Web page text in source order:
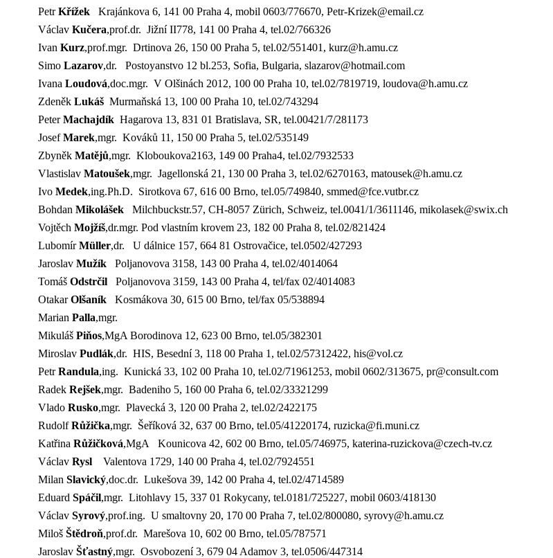
PetrKřížek
Krajánkova 6, 141 00 Praha 4, mobil 0603/776670, Petr-Krizek@email.cz
VáclavKučera,prof.dr. Jižní II778, 141 00 Praha 4, tel.02/766326
IvanKurz,prof.mgr. Drtinova 26, 150 00 Praha 5, tel.02/551401, kurz@h.amu.cz
SimoLazarov,dr. Postoyanstvo 12 bl.253, Sofia, Bulgaria, slazarov@hotmail.com
IvanaLoudová,doc.mgr. V Olšinách 2012, 100 00 Praha 10, tel.02/7819719, loudova@h.amu.cz
ZdeněkLukášMurmaňská 13, 100 00 Praha 10, tel.02/743294
PeterMachajdíkHagarova 13, 831 01 Bratislava, SR, tel.00421/7/281173
JosefMarek,mgr. Kováků 11, 150 00 Praha 5, tel.02/535149
ZbyněkMatějů,mgr. Kloboukova2163, 149 00 Praha4, tel.02/7932533
VlastislavMatoušek,mgr. Jagellonská 21, 130 00 Praha 3, tel.02/6270163, matousek@h.amu.cz
IvoMedek,ing.Ph.D. Sirotkova 67, 616 00 Brno, tel.05/749840, smmed@fce.vutbr.cz
Bohdan Mikolášek
Milchbuckstr.57, CH-8057 Zürich, Schweiz, tel.0041/1/3611146, mikolasek@swix.ch
VojtěchMojžíš,dr.mgr. Pod vlastním krovem 23, 182 00 Praha 8, tel.02/821424
LubomírMüller,dr.
U dálnice 157, 664 81 Ostrovačice, tel.0502/427293
JaroslavMužíkPoljanovova 3158, 143 00 Praha 4, tel.02/4014064
TomášOdstrčilPoljanovova 3159, 143 00 Praha 4, tel/fax 02/4014083
OtakarOlšaníkKosmákova 30, 615 00 Brno, tel/fax 05/538894
MarianPalla,mgr.
MikulášPiňos,MgA Borodinova 12, 623 00 Brno, tel.05/382301
MiroslavPudlák,dr. HIS, Besední 3, 118 00 Praha 1, tel.02/57312422, his@vol.cz
PetrRandula,ing. Kunická 33, 102 00 Praha 10, tel.02/71961253, mobil 0602/313675, pr@consult.com
RadekRejšek,mgr. Badeniho 5, 160 00 Praha 6, tel.02/33321299
VladoRusko,mgr. Plavecká 3, 120 00 Praha 2, tel.02/2422175
RudolfRůžička,mgr. Šeříková 32, 637 00 Brno, tel.05/41220174, ruzicka@fi.muni.cz
KatřinaRůžičková,MgAKounicova 42, 602 00 Brno, tel.05/746975, katerina­-ruzickova@czech-tv.cz
VáclavRysl
Valentova 1729, 140 00 Praha 4, tel.02/7924551
MilanSlavický,doc.dr. Lukešova 39, 142 00 Praha 4, tel.02/4714589
EduardSpáčil,mgr. Litohlavy 15, 337 01 Rokycany, tel.0181/725227, mobil 0603/418130
VáclavSyrový,prof.ing. U smaltovny 20, 170 00 Praha 7, tel.02/800080, syrovy@h.amu.cz
MilošŠtědroň,prof.dr. Marešova 10, 602 00 Brno, tel.05/787571
JaroslavŠťastný,mgr. Osvobození 3, 679 04 Adamov 3, tel.0506/447314